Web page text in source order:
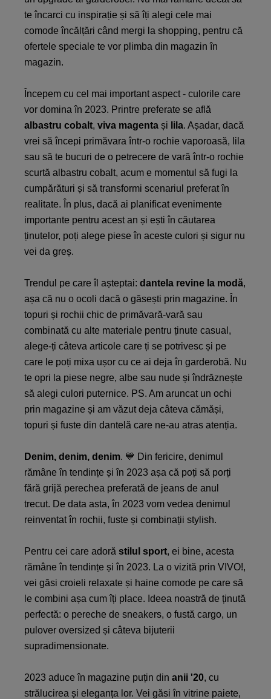
te încarci cu inspirație și să îți alegi cele mai
comode încălțări când mergi la shopping, pentru că
ofertele speciale te vor plimba din magazin în
magazin.
Începem cu cel mai important aspect - culorile care
vor domina în 2023. Printre preferate se află
albastru cobalt, viva magenta și lila. Așadar, dacă
vrei să începi primăvara într-o rochie vaporoasă, lila
sau să te bucuri de o petrecere de vară într-o rochie
scurtă albastru cobalt, acum e momentul să fugi la
cumpărături și să transformi scenariul preferat în
realitate. În plus, dacă ai planificat evenimente
importante pentru acest an și ești în căutarea
ținutelor, poți alege piese în aceste culori și sigur nu
vei da greș.
Trendul pe care îl așteptai: dantela revine la modă,
așa că nu o ocoli dacă o găsești prin magazine. În
topuri și rochii chic de primăvară-vară sau
combinată cu alte materiale pentru ținute casual,
alege-ți câteva articole care ți se potrivesc și pe
care le poți mixa ușor cu ce ai deja în garderobă. Nu
te opri la piese negre, albe sau nude și îndrăznește
să alegi culori puternice. PS. Am aruncat un ochi
prin magazine și am văzut deja câteva cămăși,
topuri și fuste din dantelă care ne-au atras atenția.
Denim, denim, denim. 💙 Din fericire, denimul
rămâne în tendințe și în 2023 așa că poți să porți
fără grijă perechea preferată de jeans de anul
trecut. De data asta, în 2023 vom vedea denimul
reinventat în rochii, fuste și combinații stylish.
Pentru cei care adoră stilul sport, ei bine, acesta
rămâne în tendințe și în 2023. La o vizită prin VIVO!,
vei găsi croieli relaxate și haine comode pe care să
le combini așa cum îți place. Ideea noastră de ținută
perfectă: o pereche de sneakers, o fustă cargo, un
pulover oversized și câteva bijuterii
supradimensionate.
2023 aduce în magazine puțin din anii '20, cu
strălucirea și eleganța lor. Vei găsi în vitrine paiete,